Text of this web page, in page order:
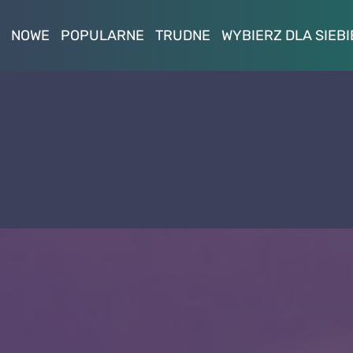
NOWE POPULARNE TRUDNE WYBIERZ DLA